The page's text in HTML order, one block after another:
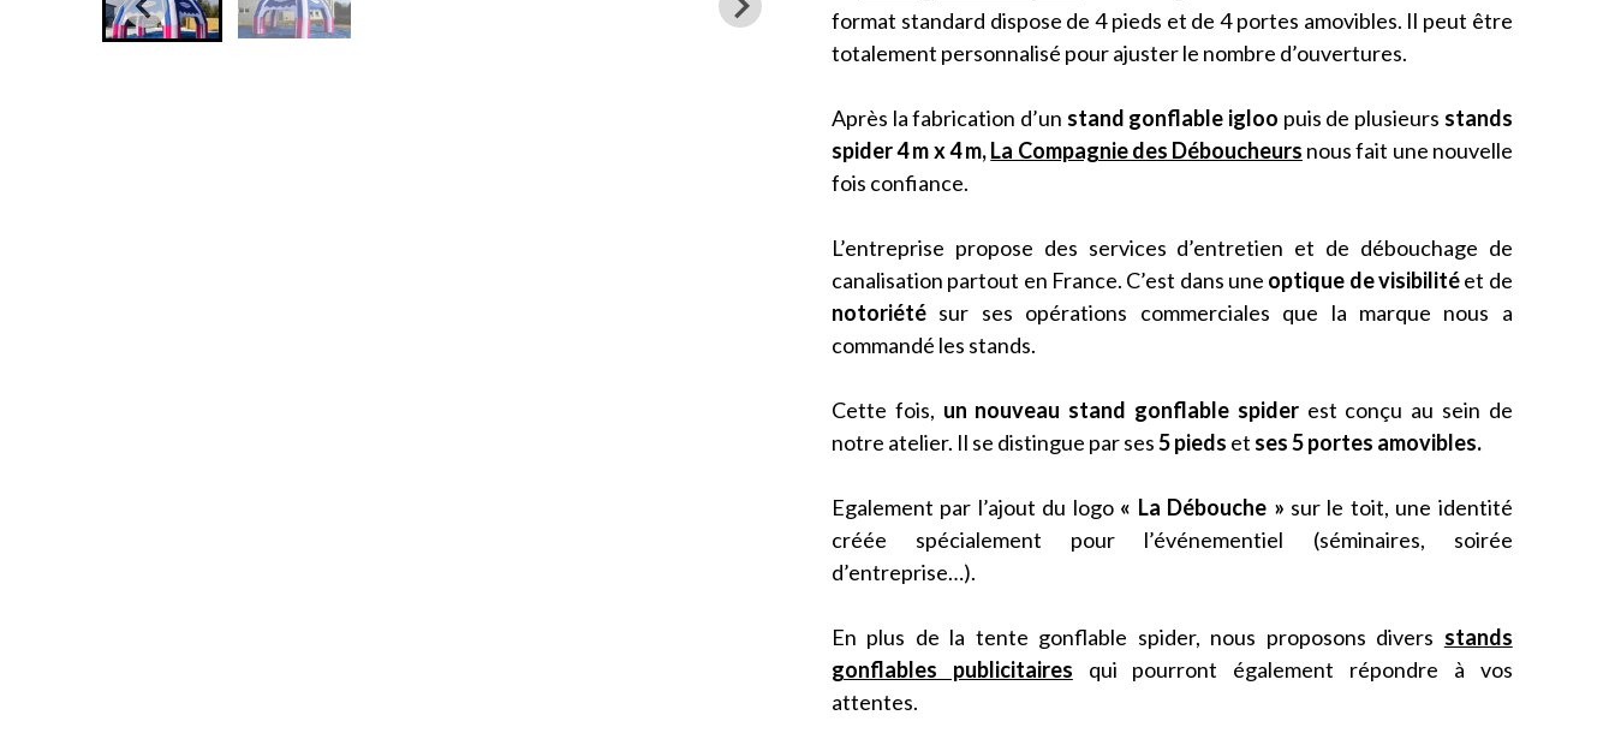
format standard dispose de 4 pieds et de 4 portes amovibles. Il peut être
totalement personnalisé pour ajuster le nombre d’ouvertures.
Après la fabrication d’un stand gonflable igloo puis de plusieurs stands
spider 4 m x 4 m,La Compagnie des Déboucheurs nous fait une nouvelle
fois confiance.
L’entreprise propose des services d’entretien et de débouchage de
canalisation partout en France. C’est dans une optique de visibilitéet de
notoriété sur ses opérations commerciales que la marque nous a
commandé les stands.
Cette fois, un nouveau stand gonflable spiderest conçu au sein de
notre atelier. Il se distingue par ses5 pieds et ses 5portes amovibles.
Egalement par l’ajout du logo « La Débouche » sur le toit, une identité
créée spécialement pour l’événementiel (séminaires, soirée
d’entreprise…).
En plus de la tente gonflable spider, nous proposons divers stands
gonflables publicitaires qui pourront également répondre à vos
attentes.